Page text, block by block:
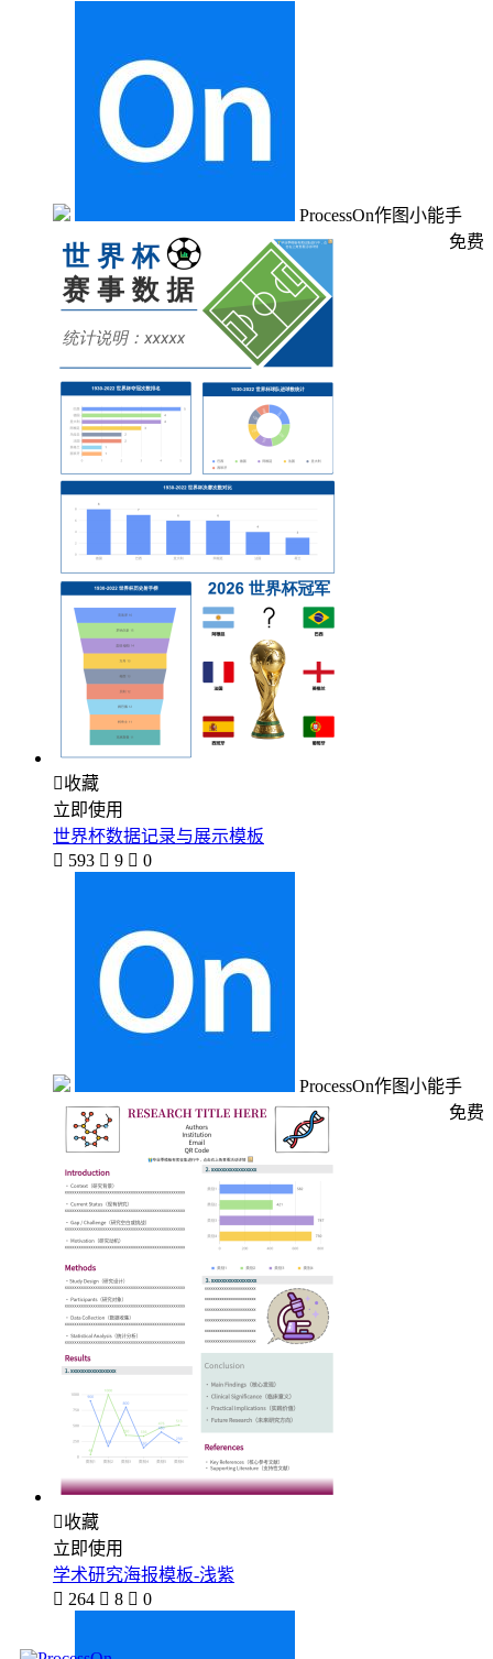
ProcessOn作图小能手
免费
收藏
立即使用
世界杯数据记录与展示模板
 593  9  0
ProcessOn作图小能手
免费
收藏
立即使用
学术研究海报模板-浅紫
 264  8  0